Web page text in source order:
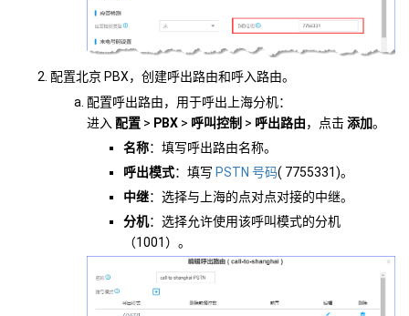
配置北京 PBX，创建呼出路由和呼入路由。
配置呼出路由，用于呼出上海分机：
进入 配置 > PBX > 呼叫控制 > 呼出路由，点击添加。
名称：填写呼出路由名称。
呼出模式：填写 PSTN 号码( 7755331)。
中继：选择与上海的点对点对接的中继。
分机：选择允许使用该呼叫模式的分机
（1001）。